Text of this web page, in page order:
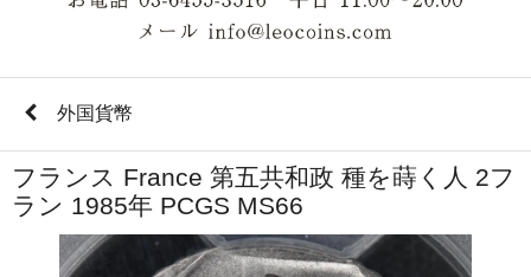
外国貨幣
フランス France 第五共和政 種を蒔く人 2フ
ラン 1985年 PCGS MS66